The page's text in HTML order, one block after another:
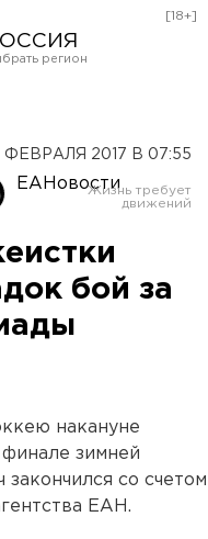
[18+]
ФЕВРАЛЯ 2017 В 07:55
ЕАНовости
бой за
накануне
зимней
со счетом
ЕАН.